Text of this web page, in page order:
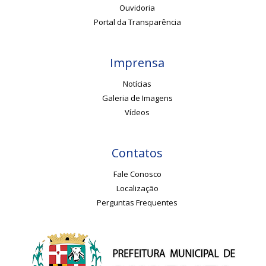
Ouvidoria
Portal da Transparência
Imprensa
Notícias
Galeria de Imagens
Vídeos
Contatos
Fale Conosco
Localização
Perguntas Frequentes